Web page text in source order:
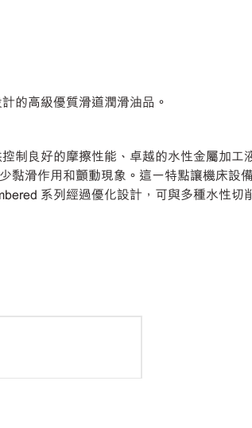
的高級優質滑道潤滑油品。
制良好的摩擦性能、卓越的水性金屬加工
滑作用和顫動現象。這一特點讓機床設
系列經過優化設計，可與多種水性切